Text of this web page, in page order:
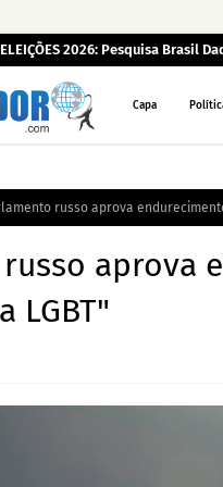
ELEIÇÕES 2026: Pesquisa Brasil
Capa
russo aprova
aprova
LGBT"